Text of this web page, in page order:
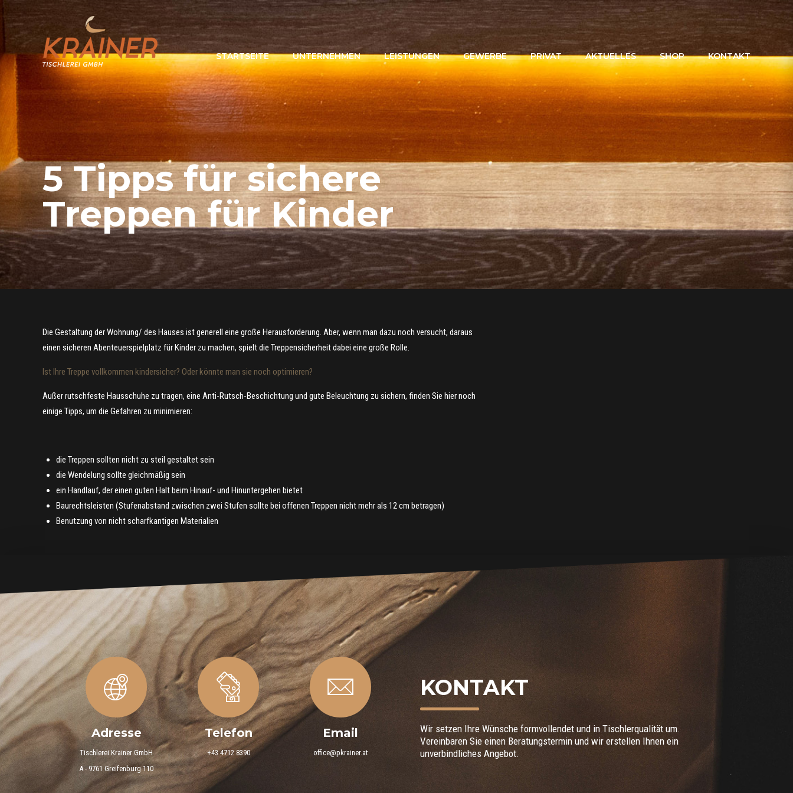
STARTSEITE UNTERNEHMEN LEISTUNGEN GEWERBE PRIVAT AKTUELLES SHOP KONTAKT
5 Tipps für sichere
Treppen für Kinder
Die Gestaltung der Wohnung/ des Hauses ist generell eine große Herausforderung. Aber, wenn man dazu noch versucht, daraus
einen sicheren Abenteuerspielplatz für Kinder zu machen, spielt die Treppensicherheit dabei eine große Rolle.
Ist Ihre Treppe vollkommen kindersicher? Oder könnte man sie noch optimieren?
Außer rutschfeste Hausschuhe zu tragen, eine Anti-Rutsch-Beschichtung und gute Beleuchtung zu sichern, finden Sie hier noch
einige Tipps, um die Gefahren zu minimieren:
die Treppen sollten nicht zu steil gestaltet sein
die Wendelung sollte gleichmäßig sein
ein Handlauf, der einen guten Halt beim Hinauf- und Hinuntergehen bietet
Baurechtsleisten (Stufenabstand zwischen zwei Stufen sollte bei offenen Treppen nicht mehr als 12 cm betragen)
Benutzung von nicht scharfkantigen Materialien
Adresse
Tischlerei Krainer GmbH
A - 9761 Greifenburg 110
Telefon
+43 4712 8390
Email
office@pkrainer.at
KONTAKT
Wir setzen Ihre Wünsche formvollendet und in Tischlerqualität um.
Vereinbaren Sie einen Beratungstermin und wir erstellen Ihnen ein
unverbindliches Angebot.